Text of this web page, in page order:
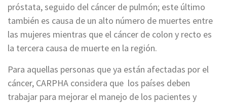
próstata, seguido del cáncer de pulmón; este último
también es causa de un alto número de muertes entre
las mujeres mientras que el cáncer de colon y recto es
la tercera causa de muerte en la región.
Para aquellas personas que ya están afectadas por el
cáncer, CARPHA considera que los países deben
trabajar para mejorar el manejo de los pacientes y